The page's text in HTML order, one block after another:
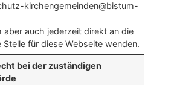
kirchengemeinden@bistum-
aber auch jederzeit direkt an die
für diese Webseite wenden.
bei der zuständigen